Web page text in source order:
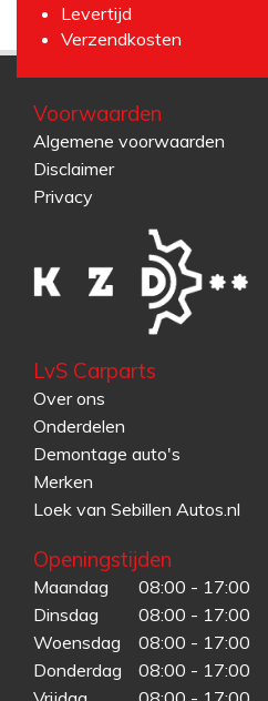
Levertijd
Verzendkosten
Voorwaarden
Algemene voorwaarden
Disclaimer
Privacy
LvS Carparts
Over ons
Onderdelen
Demontage auto's
Merken
Loek van Sebillen Autos.nl
Openingstijden
Maandag
08:00 - 17:00
Dinsdag
08:00 - 17:00
Woensdag
08:00 - 17:00
Donderdag
08:00 - 17:00